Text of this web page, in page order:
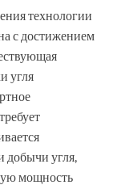
технологии
с достижением
угля
добычи угля,
мощность